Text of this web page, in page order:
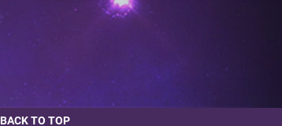
BACK TO TOP